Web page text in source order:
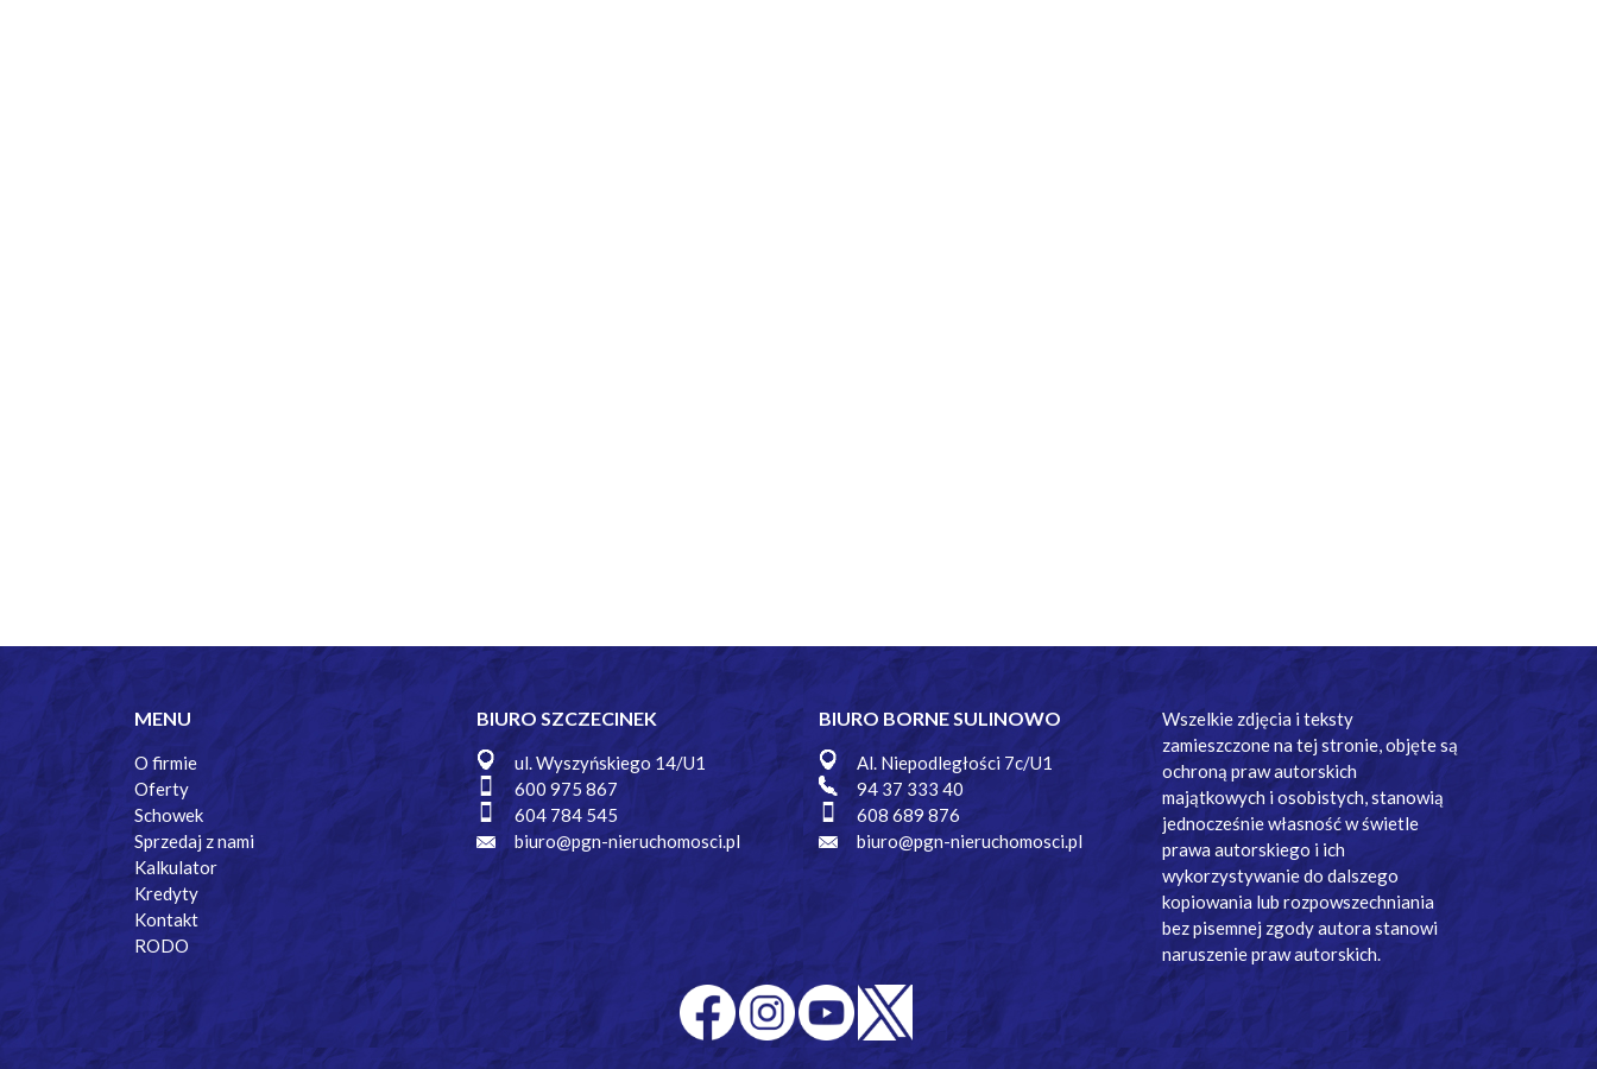
MENU
O firmie
Oferty
Schowek
Sprzedaj z nami
Kalkulator
Kredyty
Kontakt
RODO
BIURO SZCZECINEK
ul. Wyszyńskiego 14/U1
600 975 867
604 784 545
biuro@pgn-nieruchomosci.pl
BIURO BORNE SULINOWO
Al. Niepodległości 7c/U1
94 37 333 40
608 689 876
biuro@pgn-nieruchomosci.pl
Wszelkie zdjęcia i teksty
zamieszczone na tej stronie, objęte są
ochroną praw autorskich
majątkowych i osobistych, stanowią
jednocześnie własność w świetle
prawa autorskiego i ich
wykorzystywanie do dalszego
kopiowania lub rozpowszechniania
bez pisemnej zgody autora stanowi
naruszenie praw autorskich.